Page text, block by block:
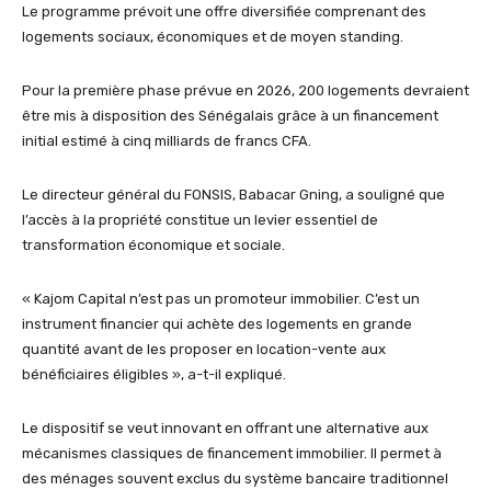
Le programme prévoit une offre diversifiée comprenant des
logements sociaux, économiques et de moyen standing.
Pour la première phase prévue en 2026, 200 logements devraient
être mis à disposition des Sénégalais grâce à un financement
initial estimé à cinq milliards de francs CFA.
Le directeur général du FONSIS, Babacar Gning, a souligné que
l’accès à la propriété constitue un levier essentiel de
transformation économique et sociale.
« Kajom Capital n’est pas un promoteur immobilier. C’est un
instrument financier qui achète des logements en grande
quantité avant de les proposer en location-vente aux
bénéficiaires éligibles », a-t-il expliqué.
Le dispositif se veut innovant en offrant une alternative aux
mécanismes classiques de financement immobilier. Il permet à
des ménages souvent exclus du système bancaire traditionnel